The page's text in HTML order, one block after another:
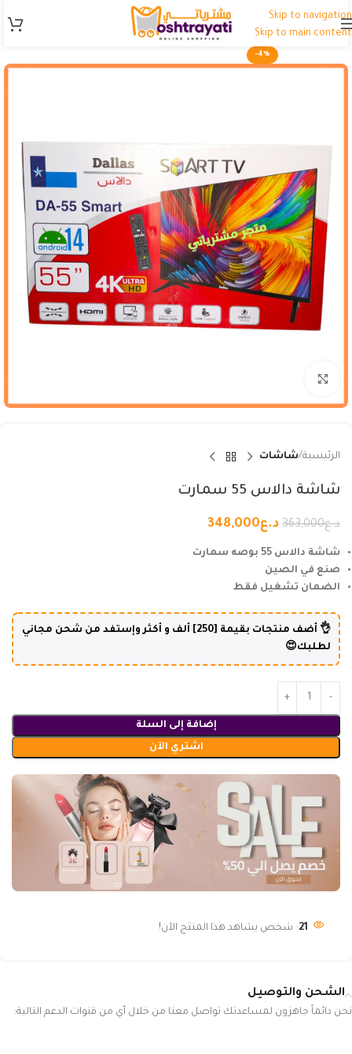
Skip to navigation
Skip to main content
-4%
الرئيسية شاشات
شاشة دالاس 55 سمارت
د.ع363,000 د.ع348,000
شاشة دالاس 55 بوصه سمارت
صنع في الصين
الضمان تشغيل فقط
👌 أضف منتجات بقيمة [250] ألف و أكثر وإستفد من شحن مجاني
لطلبك😍
إضافة إلى السلة
اشتري الآن
21 شخص يشاهد هذا المنتج الآن!
الشحن والتوصيل
نحن دائماً جاهزون لمساعدتك تواصل معنا من خلال أي من قنوات الدعم التالية: